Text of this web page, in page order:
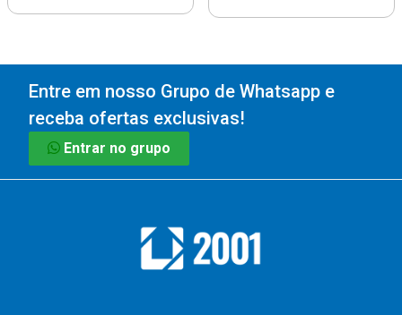
Entre em nosso Grupo de Whatsapp e
receba ofertas exclusivas!
Entrar no grupo